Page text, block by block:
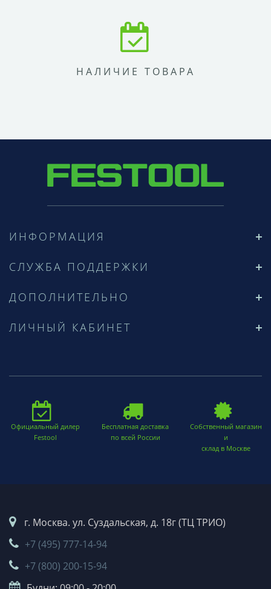
НАЛИЧИЕ ТОВАРА
ИНФОРМАЦИЯ
СЛУЖБА ПОДДЕРЖКИ
ДОПОЛНИТЕЛЬНО
ЛИЧНЫЙ КАБИНЕТ
Официальный дилер
Festool
Бесплатная доставка
по всей России
Собственный магазин
и
склад в Москве
г. Москва. ул. Суздальская, д. 18г (ТЦ ТРИО)
+7 (495) 777-14-94
+7 (800) 200-15-94